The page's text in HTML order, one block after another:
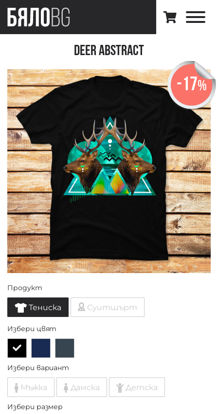
Deer Abstract
-17%
Продукт
Тениска Суитшърт
Избери цвят
Избери вариант
Мъжка Дамска Детска
Избери размер